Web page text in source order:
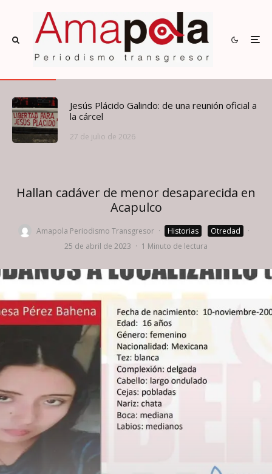
Jesús Plácido Galindo: de una reunión oficial a
la cárcel
27 de julio de 2026
Hallan cadáver de menor desaparecida en
Acapulco
Amapola Periodismo Transgresor · Historias Otredad
·
25 de abril de 2023 · 1 Minuto de lectura